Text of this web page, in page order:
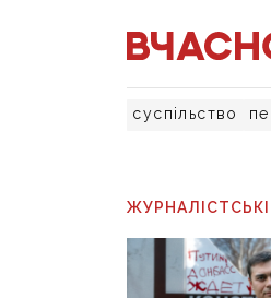
суспільство